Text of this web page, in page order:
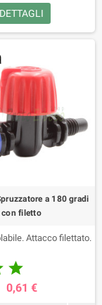
DETTAGLI
a 180 gradi
con filetto
Attacco filettato.

0,61 €